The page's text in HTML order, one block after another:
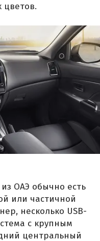
цветов.
ОАЭ обычно есть
или частичной
несколько USB-
с крупным
центральный